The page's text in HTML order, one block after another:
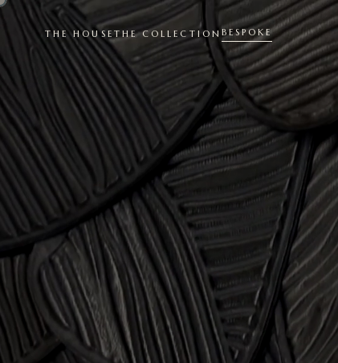
THE HOUSE THE COLLECTION BESPOKE